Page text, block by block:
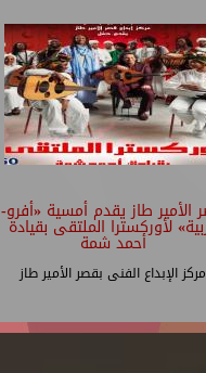
الأمير طاز يقدم أمسية «أفرو-
لأوركسترا الملتقى بقيادة
أحمد شمة
مركز الإبداع الفنى بقصر الأمير طاز